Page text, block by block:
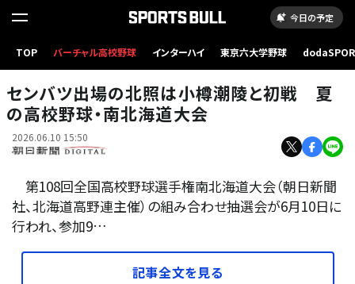
今日の予定
TOP バーチャル高校野球 インターハイ 東京六大学野球
抽選会前の会場=2026年6月10日午後1時45分、札幌市南区石山1条2丁目、中村有紀子撮影
センバツ出場の北照は小樽潮陵と初戦 夏
の高校野球・南北海道大会
2026.06.10 15:50
第108回全国高校野球選手権南北海道大会（朝日新聞
社、北海道高野連主催）の組み合わせ抽選会が6月10日に
行われ、参加9…
記事全文を見る